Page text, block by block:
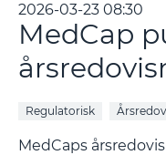
2026-03-23 08:30
MedCap
Regulatorisk
MedCaps